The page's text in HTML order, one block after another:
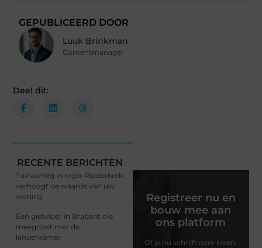
GEPUBLICEERD DOOR
Luuk Brinkman
Contentmanager
Deel dit:
RECENTE BERICHTEN
Tuinaanleg in regio Ridderkerk
verhoogt de waarde van uw
woning
Een gietvloer in Brabant die
meegroeit met de
kinderkamer
Registreer nu en
bouw mee aan
ons platform
Of je nu schrijft over leven,